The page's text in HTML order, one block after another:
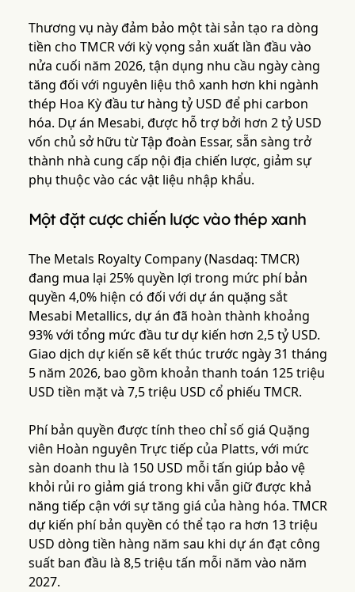
Thương vụ này đảm bảo một tài sản tạo ra dòng
tiền cho TMCR với kỳ vọng sản xuất lần đầu vào
nửa cuối năm 2026, tận dụng nhu cầu ngày càng
tăng đối với nguyên liệu thô xanh hơn khi ngành
thép Hoa Kỳ đầu tư hàng tỷ USD để phi carbon
hóa. Dự án Mesabi, được hỗ trợ bởi hơn 2 tỷ USD
vốn chủ sở hữu từ Tập đoàn Essar, sẵn sàng trở
thành nhà cung cấp nội địa chiến lược, giảm sự
phụ thuộc vào các vật liệu nhập khẩu.
Một đặt cược chiến lược vào thép xanh
The Metals Royalty Company (Nasdaq: TMCR)
đang mua lại 25% quyền lợi trong mức phí bản
quyền 4,0% hiện có đối với dự án quặng sắt
Mesabi Metallics, dự án đã hoàn thành khoảng
93% với tổng mức đầu tư dự kiến hơn 2,5 tỷ USD.
Giao dịch dự kiến sẽ kết thúc trước ngày 31 tháng
5 năm 2026, bao gồm khoản thanh toán 125 triệu
USD tiền mặt và 7,5 triệu USD cổ phiếu TMCR.
Phí bản quyền được tính theo chỉ số giá Quặng
viên Hoàn nguyên Trực tiếp của Platts, với mức
sàn doanh thu là 150 USD mỗi tấn giúp bảo vệ
khỏi rủi ro giảm giá trong khi vẫn giữ được khả
năng tiếp cận với sự tăng giá của hàng hóa. TMCR
dự kiến phí bản quyền có thể tạo ra hơn 13 triệu
USD dòng tiền hàng năm sau khi dự án đạt công
suất ban đầu là 8,5 triệu tấn mỗi năm vào năm
2027.